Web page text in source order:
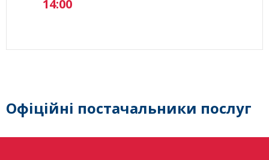
14:00
Офіційні постачальники послуг